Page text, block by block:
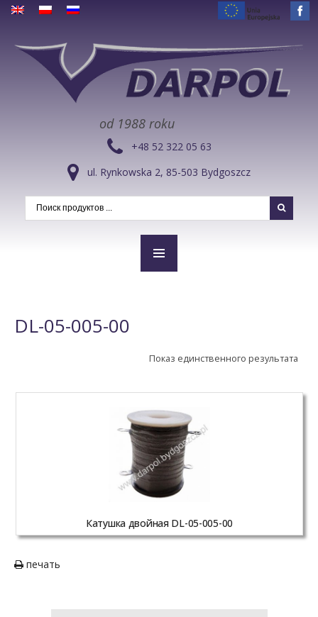
od 1988 roku
+48 52 322 05 63
ul. Rynkowska 2, 85-503 Bydgoszcz
DL-05-005-00
Показ единственного результата
Катушка двойная DL-05-005-00
печать